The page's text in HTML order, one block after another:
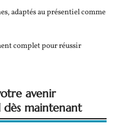
adaptés au présentiel comme
complet pour réussir
avenir
dès maintenant